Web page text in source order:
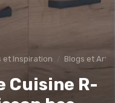
et Inspiration Blogs et
Cuisine R-